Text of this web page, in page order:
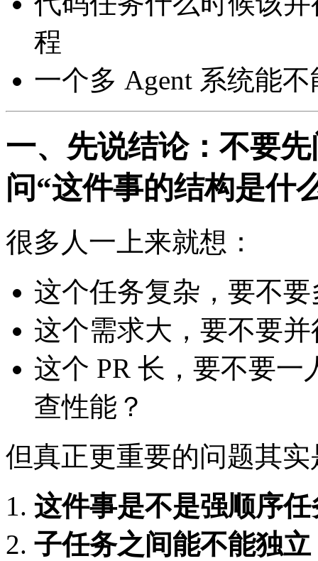
程
一个多 Agent 系统能
一、先说结论：不要
问“这件事的结构是什
很多人一上来就想：
这个任务复杂，要不
这个需求大，要不要并
这个 PR 长，要不要
查性能？
但真正更重要的问题其实
这件事是不是强顺序任
子任务之间能不能独立